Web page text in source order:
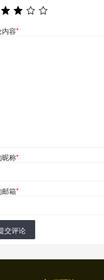
容*
昵称*
邮箱*
交评论